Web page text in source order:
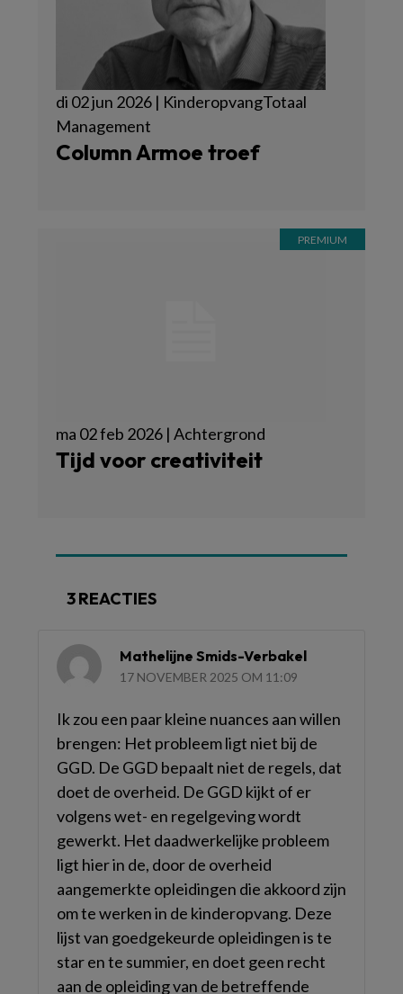
di 02 jun 2026 | KinderopvangTotaal
Management
Column Armoe troef
ma 02 feb 2026 | Achtergrond
Tijd voor creativiteit
3 REACTIES
Mathelijne Smids-Verbakel
17 NOVEMBER 2025 OM 11:09
Ik zou een paar kleine nuances aan willen
brengen: Het probleem ligt niet bij de
GGD. De GGD bepaalt niet de regels, dat
doet de overheid. De GGD kijkt of er
volgens wet- en regelgeving wordt
gewerkt. Het daadwerkelijke probleem
ligt hier in de, door de overheid
aangemerkte opleidingen die akkoord zijn
om te werken in de kinderopvang. Deze
lijst van goedgekeurde opleidingen is te
star en te summier, en doet geen recht
aan de opleiding van de betreffende